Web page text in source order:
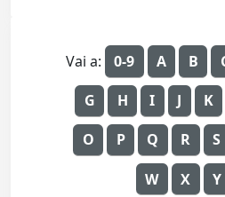
Vai a: 0-9 A B
G H I J K
O P Q R S
W X Y